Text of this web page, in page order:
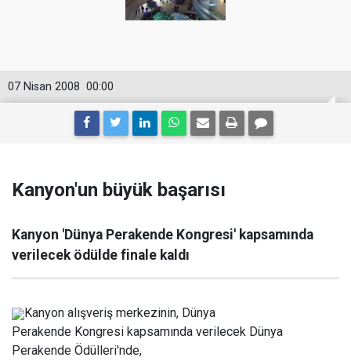
00:00
07 Nisan 2008
Kanyon'un büyük başarısı
Kanyon 'Dünya Perakende Kongresi' kapsamında
verilecek ödülde finale kaldı
Kanyon alışveriş merkezinin, Dünya
Perakende Kongresi kapsamında verilecek Dünya
Perakende Ödülleri'nde,